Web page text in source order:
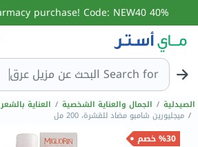
40% off 1st online pharmacy purchase! Code: NEW40
Search for البحث عن مزيل عرق
الصيدلية / الجمال والعناية الشخصية / العناية بالشعر
/ ميجليورين شامبو مضاد للقشرة، 200 مل
%30 خصم